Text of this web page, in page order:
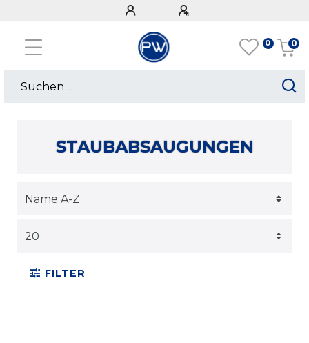
0 0
STAUBABSAUGUNGEN
FILTER